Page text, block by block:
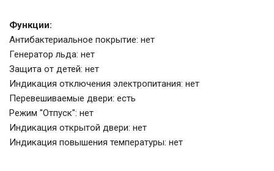
Функции:
Антибактериальное покрытие: нет
Генератор льда: нет
Защита от детей: нет
Индикация отключения электропитания: нет
Перевешиваемые двери: есть
Режим "Отпуск": нет
Индикация открытой двери: нет
Индикация повышения температуры: нет